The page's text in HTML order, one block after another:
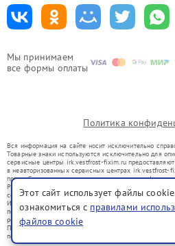
Мы принимаем
все формы оплаты
Политика
Вся информация на сайте носит исключительно
Товарные знаки используются исключительно для
сервисные центры irk.vestfrost-fixim.ru предоставляют
в неавторизованных сервисных центрах irk.vestfrost-
правообладателями товарных знаков или их
Ремонт осуществляется для устройств, уже
со статьей 1487 ГК РФ.
Использование товарных знаков не преследует цели
потребителей в заблуждение, а служит для
ремонту техники указанных брендов.
Представленная на сайте информация не является
положениями Статьи 437(2) Гражданского кодекса РФ
Этот сайт использует файлы
ознакомиться с правилами
файлов cookie